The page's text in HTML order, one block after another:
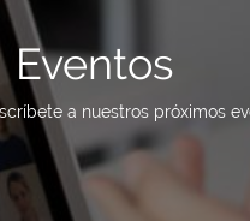
Eventos
a nuestros próximos